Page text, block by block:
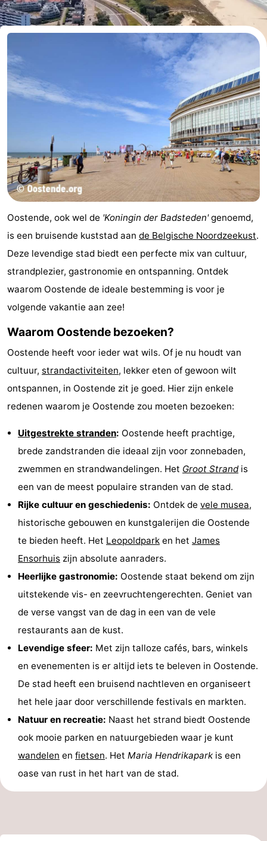
-
Village
Hippodroom
Last
minutes
Strand
doen
Bezienswaardigheden
-
Musea
Monumenten
-
Kerken
-
Uitkijkpunten
Attracties
-
Rondvaarten
-
Binnenspeeltuinen
-
centra
Dorpen
Steden
Natuur
Sporten
Zwembaden
-
Wandelen
Golfbanen
en
Evenementen
Forum
Oostende, ook wel de 'Koningin der Badsteden'genoemd,
is een bruisende kuststad aan de Belgische Noordzeekust.
Deze levendige stad biedt een perfecte mix van cultuur,
strandplezier, gastronomie en ontspanning. Ontdek
waarom Oostende de ideale bestemming is voor je
volgende vakantie aan zee!
Waarom Oostende bezoeken?
Oostende heeft voor ieder wat wils. Of je nu houdt van
cultuur, strandactiviteiten, lekker eten of gewoon wilt
ontspannen, in Oostende zit je goed. Hier zijn enkele
redenen waarom je Oostende zou moeten bezoeken:
Uitgestrekte stranden: Oostende heeft prachtige,
brede zandstranden die ideaal zijn voor zonnebaden,
zwemmen en strandwandelingen. Het Groot Strandis
een van de meest populaire stranden van de stad.
Rijke cultuur en geschiedenis: Ontdek de vele musea,
historische gebouwen en kunstgalerijen die Oostende
te bieden heeft. Het Leopoldpark en het James
Ensorhuis zijn absolute aanraders.
Heerlijke gastronomie: Oostende staat bekend om zijn
uitstekende vis- en zeevruchtengerechten. Geniet van
de verse vangst van de dag in een van de vele
restaurants aan de kust.
Levendige sfeer: Met zijn talloze cafés, bars, winkels
en evenementen is er altijd iets te beleven in Oostende.
De stad heeft een bruisend nachtleven en organiseert
het hele jaar door verschillende festivals en markten.
Natuur en recreatie: Naast het strand biedt Oostende
ook mooie parken en natuurgebieden waar je kunt
wandelen en fietsen. Het Maria Hendrikapark is een
oase van rust in het hart van de stad.